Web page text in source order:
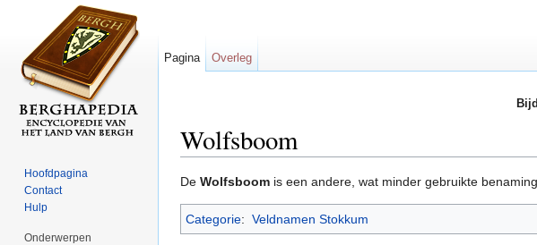
Wolfsboom
De Wolfsboom is een andere, wat minder gebruikte
Categorie: Veldnamen Stokkum
Pagina Overleg
Hoofdpagina
Contact
Hulp
Onderwerpen